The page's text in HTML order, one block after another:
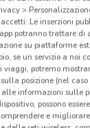
>
Le inserzioni
potranno trattare di
su piattaforme
se un servizio a noi
viaggi, potremo
posizione (nel
informazioni sulle
possono
e